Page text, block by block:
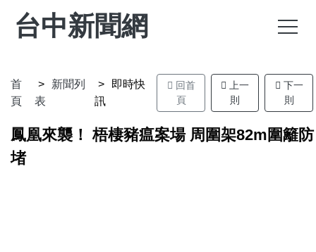
台中新聞網
首
頁
新聞列
表
即時快
訊
回首
頁
上一
則
下一
則
鳳凰來襲！ 梧棲豬瘟案場 周圍架82m圍籬防
堵